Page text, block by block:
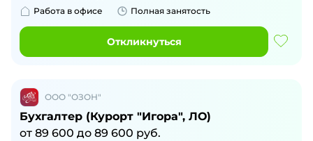
Работа в офисе
Полная занятость
Откликнуться
ООО "ОЗОН"
Бухгалтер (Курорт "Игора", ЛО)
от 89 600 до 89 600 руб.